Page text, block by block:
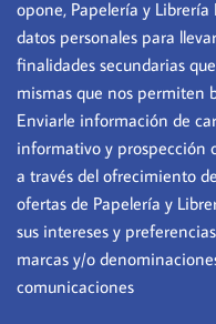
opone, Papelería y
datos personales para
finalidades secundarias
mismas que nos permiten
Enviarle información de
informativo y prospección
a través del ofrecimiento
ofertas de Papelería y
sus intereses y
marcas y/o
comunicaciones